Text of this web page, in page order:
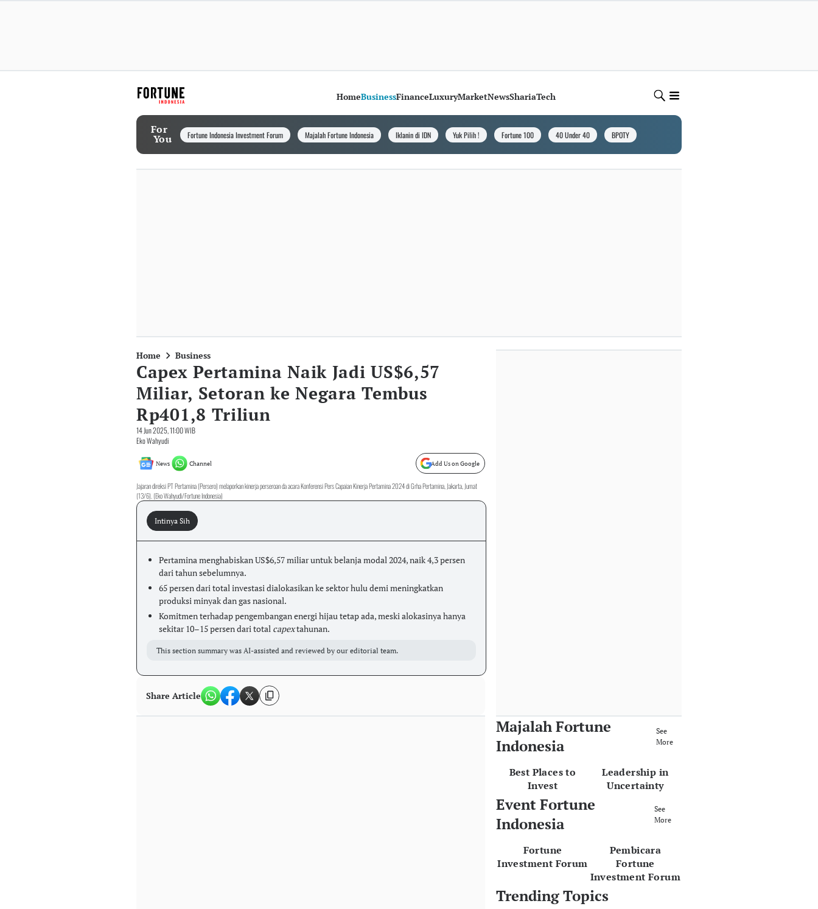
HomeBusinessFinanceLuxuryMarketNewsShariaTech
For
You Fortune Indonesia Investment Forum Majalah Fortune Indonesia Iklanin di IDN Yuk Pilih ! Fortune 100 40 Under 40 BPOTY
Home Business
Capex Pertamina Naik Jadi US$6,57
Miliar, Setoran ke Negara Tembus
Rp401,8 Triliun
14 Jun 2025, 11:00 WIB
Eko Wahyudi
News Channel Add Us on Google
Jajaran direksi PT Pertamina (Persero) melaporkan kinerja perseroan da acara Konferensi Pers Capaian Kinerja Pertamina 2024 di Grha Pertamina, Jakarta, Jumat
(13/6). (Eko Wahyudi/Fortune Indonesia)
Intinya Sih
Pertamina menghabiskan US$6,57 miliar untuk belanja modal 2024, naik 4,3 persen
dari tahun sebelumnya.
65 persen dari total investasi dialokasikan ke sektor hulu demi meningkatkan
produksi minyak dan gas nasional.
Komitmen terhadap pengembangan energi hijau tetap ada, meski alokasinya hanya
sekitar 10–15 persen dari total capextahunan.
This section summary was AI-assisted and reviewed by our editorial team.
Share Article
Majalah Fortune
Indonesia
See
More
Best Places to
Invest
Leadership in
Uncertainty
Event Fortune
Indonesia
See
More
Fortune
Investment Forum
Pembicara
Fortune
Investment Forum
Trending Topics